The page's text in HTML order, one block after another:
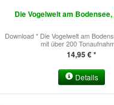
Die Vogelwelt am
Download * Die Vogelwelt am
mit über 200
14,95 € *
Details